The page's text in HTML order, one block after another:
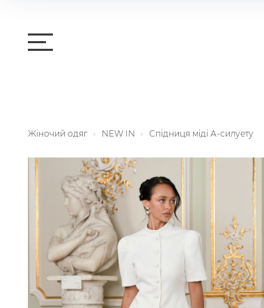
Жіночий одяг NEW IN Спідниця міді А-силуету